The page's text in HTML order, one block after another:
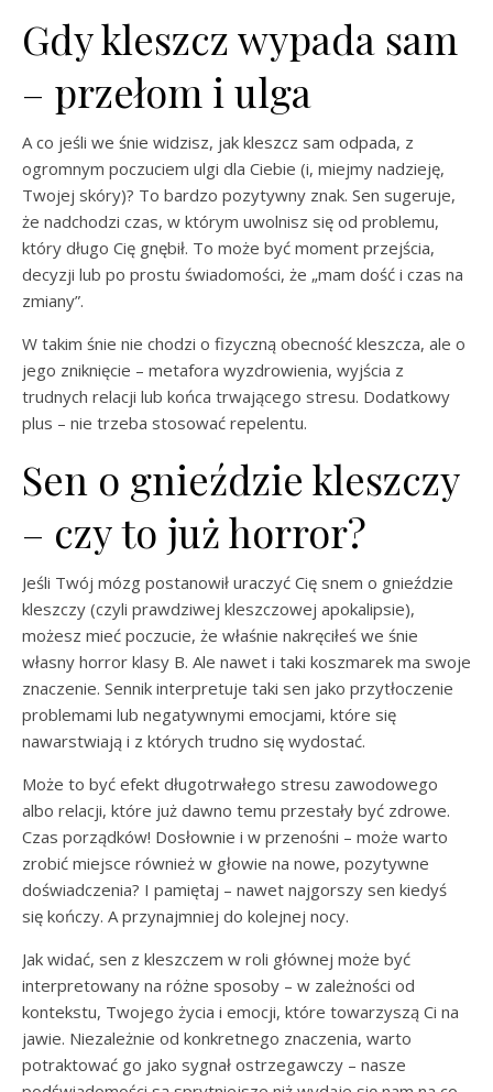
Gdy kleszcz wypada sam
– przełom i ulga
A co jeśli we śnie widzisz, jak kleszcz sam odpada, z
ogromnym poczuciem ulgi dla Ciebie (i, miejmy nadzieję,
Twojej skóry)? To bardzo pozytywny znak. Sen sugeruje,
że nadchodzi czas, w którym uwolnisz się od problemu,
który długo Cię gnębił. To może być moment przejścia,
decyzji lub po prostu świadomości, że „mam dość i czas na
zmiany”.
W takim śnie nie chodzi o fizyczną obecność kleszcza, ale o
jego zniknięcie – metafora wyzdrowienia, wyjścia z
trudnych relacji lub końca trwającego stresu. Dodatkowy
plus – nie trzeba stosować repelentu.
Sen o gnieździe kleszczy
– czy to już horror?
Jeśli Twój mózg postanowił uraczyć Cię snem o gnieździe
kleszczy (czyli prawdziwej kleszczowej apokalipsie),
możesz mieć poczucie, że właśnie nakręciłeś we śnie
własny horror klasy B. Ale nawet i taki koszmarek ma swoje
znaczenie. Sennik interpretuje taki sen jako przytłoczenie
problemami lub negatywnymi emocjami, które się
nawarstwiają i z których trudno się wydostać.
Może to być efekt długotrwałego stresu zawodowego
albo relacji, które już dawno temu przestały być zdrowe.
Czas porządków! Dosłownie i w przenośni – może warto
zrobić miejsce również w głowie na nowe, pozytywne
doświadczenia? I pamiętaj – nawet najgorszy sen kiedyś
się kończy. A przynajmniej do kolejnej nocy.
Jak widać, sen z kleszczem w roli głównej może być
interpretowany na różne sposoby – w zależności od
kontekstu, Twojego życia i emocji, które towarzyszą Ci na
jawie. Niezależnie od konkretnego znaczenia, warto
potraktować go jako sygnał ostrzegawczy – nasze